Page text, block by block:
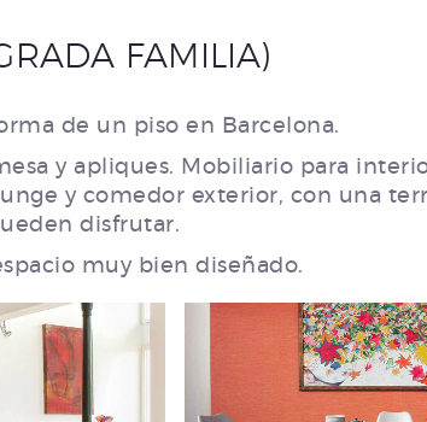
FAMILIA)
de un piso en Barcelona.
y apliques. Mobiliario para
y comedor exterior, con una
disfrutar.
muy bien diseñado.